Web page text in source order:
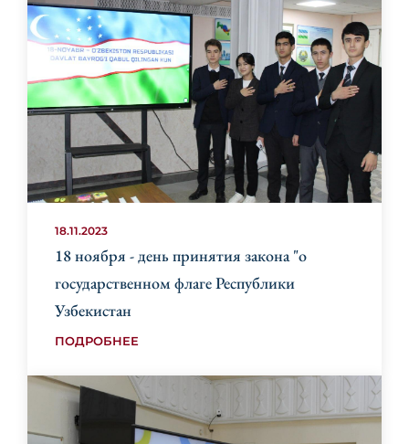
18.11.2023
18 ноября - день принятия закона "о
государственном флаге Республики
Узбекистан
ПОДРОБНЕЕ